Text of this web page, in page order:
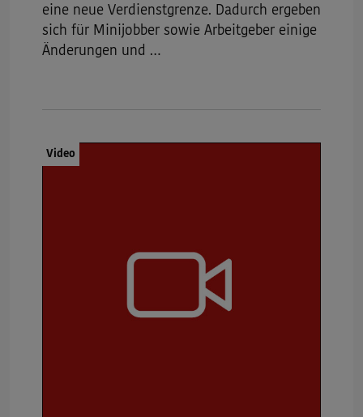
eine neue Verdienstgrenze. Dadurch ergeben
sich für Minijobber sowie Arbeitgeber einige
Änderungen und …
Dokumenttyp:
Video